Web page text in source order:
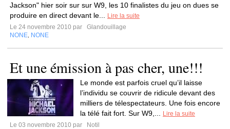
Jackson" hier soir sur sur W9, les 10 finalistes du jeu on dues se
produire en direct devant le...
Lire la suite
Le 24 novembre 2010 par
Glandouillage
NONE NONE
Et une émission à pas cher, une!!!
Le monde est parfois cruel qu’il laisse
l’individu se couvrir de ridicule devant des
milliers de télespectateurs. Une fois encore
la télé fait fort. Sur W9,...
Lire la suite
Le 03 novembre 2010 par
Notil